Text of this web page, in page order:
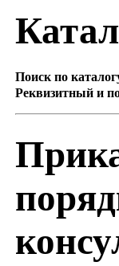
Поиск по
Реквизитный и